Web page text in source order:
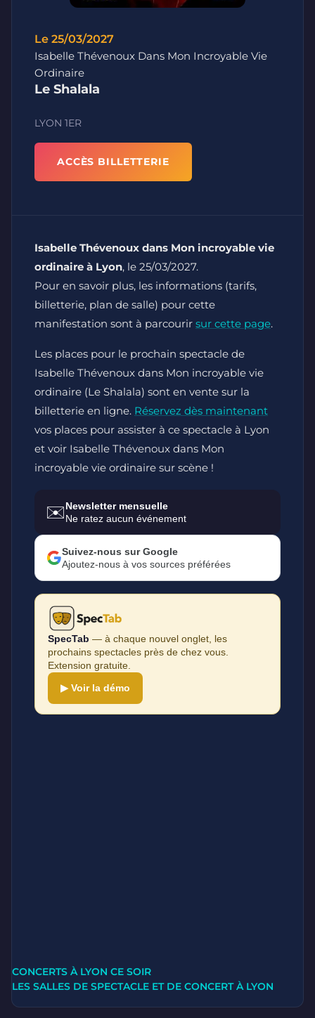
Le 25/03/2027
Isabelle Thévenoux Dans Mon Incroyable Vie
Ordinaire
Le Shalala
LYON 1ER
ACCÈS BILLETTERIE
Isabelle Thévenoux dans Mon incroyable vie
ordinaire à Lyon, le 25/03/2027.
Pour en savoir plus, les informations (tarifs,
billetterie, plan de salle) pour cette
manifestation sont à parcourir sur cette page.
Les places pour le prochain spectacle de
Isabelle Thévenoux dans Mon incroyable vie
ordinaire (Le Shalala) sont en vente sur la
billetterie en ligne. Réservez dès maintenant
vos places pour assister à ce spectacle à Lyon
et voir Isabelle Thévenoux dans Mon
incroyable vie ordinaire sur scène !
✉️Newsletter mensuelle
Ne ratez aucun événement
Suivez-nous sur Google
Ajoutez-nous à vos sources préférées
SpecTab — à chaque nouvel onglet, les
prochains spectacles près de chez vous.
Extension gratuite.
▶ Voir la démo
CONCERTS À LYON CE SOIR
LES SALLES DE SPECTACLE ET DE CONCERT À LYON